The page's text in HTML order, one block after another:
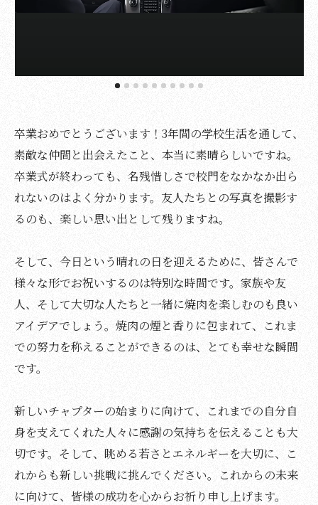
卒業おめでとうございます！3年間の学校生活を通して、
素敵な仲間と出会えたこと、本当に素晴らしいですね。
卒業式が終わっても、名残惜しさで校門をなかなか出ら
れないのはよく分かります。友人たちとの写真を撮影す
るのも、楽しい思い出として残りますね。
そして、今日という晴れの日を迎えるために、皆さんで
様々な形でお祝いするのは特別な時間です。家族や友
人、そして大切な人たちと一緒に焼肉を楽しむのも良い
アイデアでしょう。焼肉の煙と香りに包まれて、これま
での努力を称えることができるのは、とても幸せな瞬間
です。
新しいチャプターの始まりに向けて、これまでの自分自
身を支えてくれた人々に感謝の気持ちを伝えることも大
切です。そして、眺める若さとエネルギーを大切に、こ
れからも新しい挑戦に挑んでください。これからの未来
に向けて、皆様の成功を心からお祈り申し上げます。